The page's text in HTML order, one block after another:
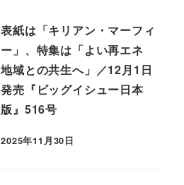
表紙は「キリアン・マーフィ
ー」、特集は「よい再エネ
地域との共生へ」／12月1日
発売『ビッグイシュー日本
版』516号
2025年11月30日